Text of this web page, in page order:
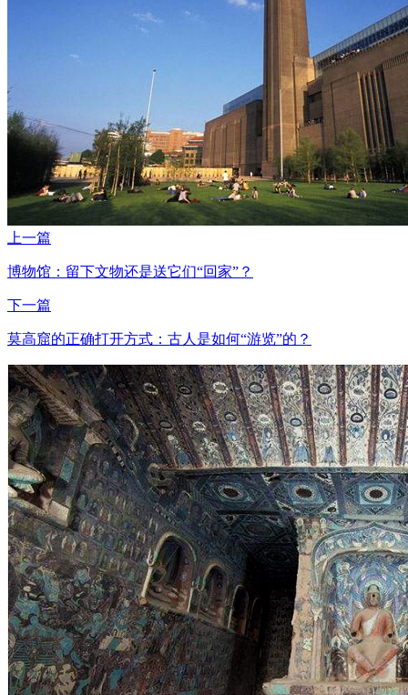
上一篇
博物馆：留下文物还是送它们“回家”？
下一篇
莫高窟的正确打开方式：古人是如何“游览”的？